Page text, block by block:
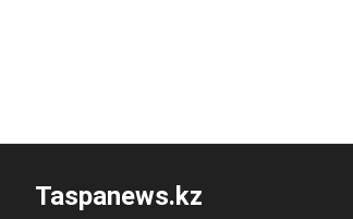
Taspanews.kz